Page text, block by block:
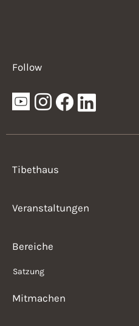
Follow
Tibethaus
Veranstaltungen
Bereiche
Satzung
Mitmachen